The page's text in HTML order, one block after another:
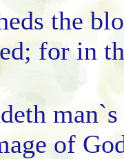
the
for in
of